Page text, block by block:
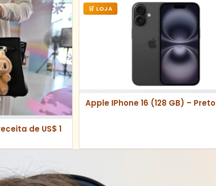
de US$ 1
🛒 LOJA
Apple IPhone 16 (128 GB) – Preto